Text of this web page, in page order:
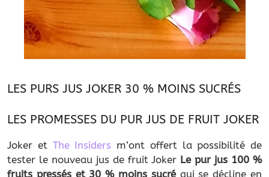
LES PURS JUS JOKER 30 % MOINS SUCRÉS
LES PROMESSES DU PUR JUS DE FRUIT JOKER
Joker et The Insiders m’ont offert la possibilité de
tester le nouveau jus de fruit Joker Le pur jus 100 %
fruits pressés et 30 % moins sucréqui se décline en